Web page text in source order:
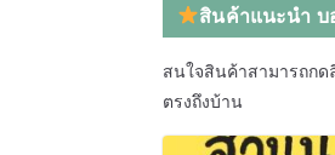
สินค้าแนะนำ บ
สนใจสินค้าสามารถกด
ตรงถึงบ้าน